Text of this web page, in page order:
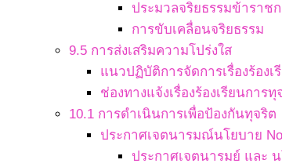
ประมวลจริยธรรมข้าราช
การขับเคลื่อนจริยธรรม
9.5 การส่งเสริมความโปร่งใส
แนวปฏิบัติการจัดการเรื่องร้อง
ช่องทางแจ้งเรื่องร้องเรียนการ
10.1 การดำเนินการเพื่อป้องกันทุจริต
ประกาศเจตนารมณ์นโยบาย
ประกาศเจตนารมย์ และ